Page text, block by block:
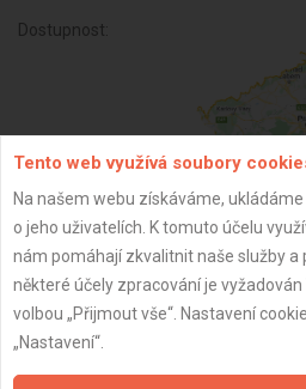
Dostupnost:
ZPĚT
Tento web využívá soubory
Na našem webu získáváme,
o jeho uživatelích. K tomuto účelu
nám pomáhají zkvalitnit naše služby a
některé účely zpracování je
volbou „Přijmout vše“. Nastavení
„Nastavení“.